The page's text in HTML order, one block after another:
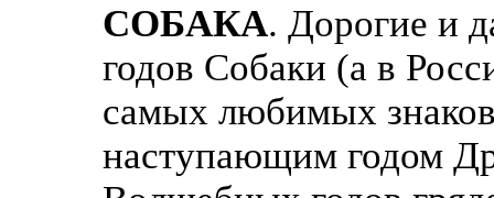
СОБАКА. Дорогие и
годов Собаки (а в
самых любимых
наступающим годом